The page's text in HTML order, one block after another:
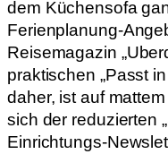
dem Küchensofa
Ferienplanung-
Reisemagazin
praktischen „Passt
daher, ist auf
sich der reduzierten
Einrichtungs-